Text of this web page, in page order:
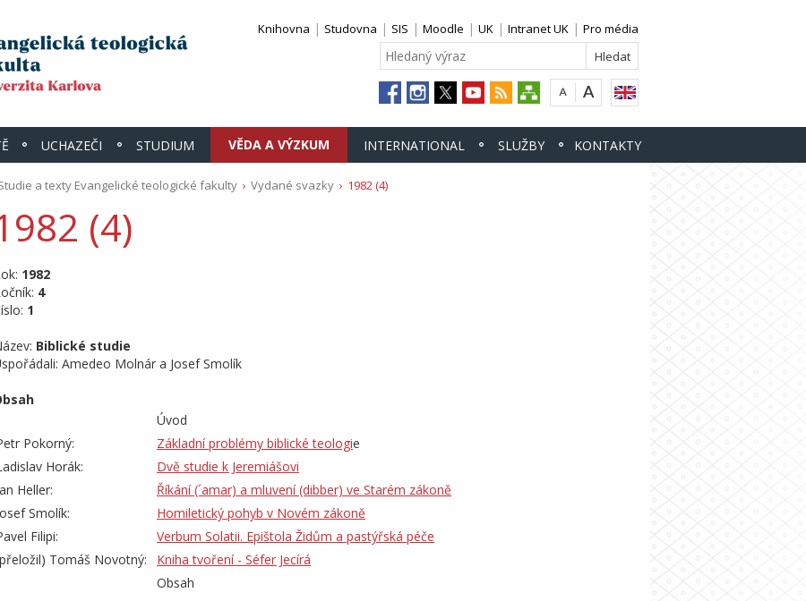
Knihovna Studovna SIS Moodle UK Intranet UK Pro média
UCHAZEČI STUDIUM VĚDA A VÝZKUM INTERNATIONAL SLUŽBY KONTAKTY
a texty Evangelické teologické fakulty Vydané svazky 1982 (4)
(4)
1982
4
1
Biblické studie
Amedeo Molnár a Josef Smolík
Úvod
Pokorný:
Základní problémy biblické teologie
Horák:
Dvě studie k Jeremiášovi
Heller:
Říkání (´amar) a mluvení (dibber) ve Starém zákoně
Smolík:
Homiletický pohyb v Novém zákoně
Filipi:
Verbum Solatii. Epištola Židům a pastýřská péče
Tomáš Novotný:
Kniha tvoření - Séfer Jecírá
Obsah